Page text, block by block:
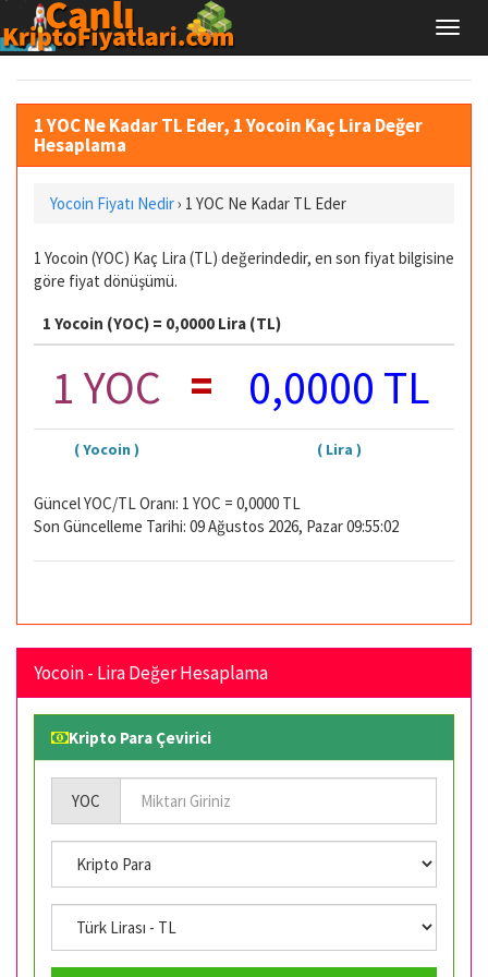
1 YOC Ne Kadar TL Eder, 1 Yocoin Kaç Lira Değer
Hesaplama
Yocoin Fiyatı Nedir› 1 YOC Ne Kadar TL Eder
1 Yocoin (YOC) Kaç Lira (TL) değerindedir, en son fiyat bilgisine
göre fiyat dönüşümü.
1 Yocoin (YOC) = 0,0000 Lira (TL)
1 YOC = 0,0000 TL
( Yocoin ) ( Lira )
Güncel YOC/TL Oranı: 1 YOC = 0,0000 TL
Son Güncelleme Tarihi: 09 Ağustos 2026, Pazar 09:55:02
Yocoin - Lira Değer Hesaplama
Kripto Para Çevirici
YOC